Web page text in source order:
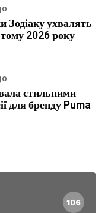
Зодіаку ухвалять
2026 року
стильними
для бренду Puma
106